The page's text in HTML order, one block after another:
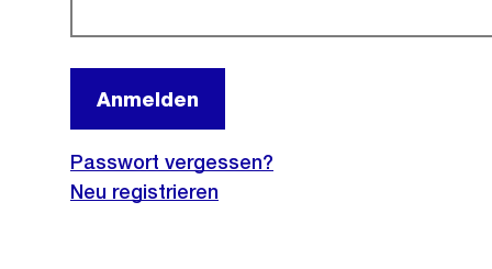
Anmelden
Passwort vergessen?
Neu registrieren